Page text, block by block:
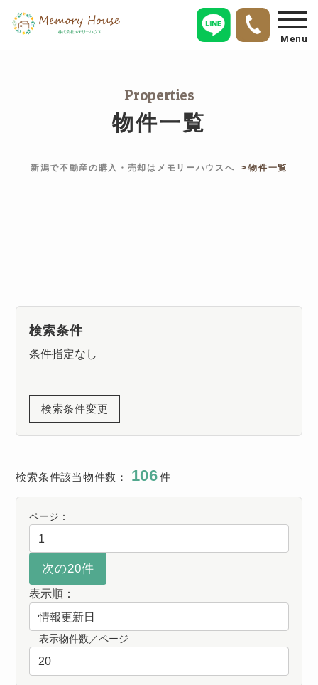
Menu
Properties
物件一覧
新潟で不動産の購入・売却はメモリーハウスへ 物件一覧
検索条件
条件指定なし
検索条件変更
検索条件該当物件数： 106件
ページ：
表示順：
表示物件数／ページ